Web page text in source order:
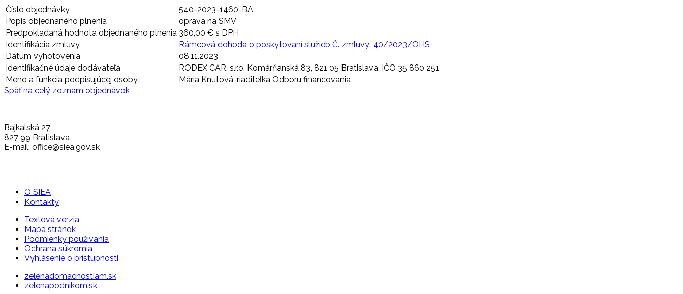
Číslo objednávky
540-2023-1460-BA
Popis objednaného plnenia
oprava na SMV
Predpokladaná hodnota objednaného plnenia 360,00 € s DPH
Identifikácia zmluvy
Rámcová dohoda o poskytovaní služieb Č. zmluvy: 40/2023/OHS
Dátum vyhotovenia
08.11.2023
Identifikačné údaje dodávateľa
RODEX CAR, s.r.o. Komárňanská 83, 821 05 Bratislava, IČO 35 860 251
Meno a funkcia podpisujúcej osoby
Mária Knutová, riaditeľka Odboru financovania
Späť na celý zoznam objednávok
Bajkalská 27
827 99 Bratislava
E-mail: office@siea.gov.sk
O SIEA
Kontakty
Textová verzia
Mapa stránok
Podmienky používania
Ochrana súkromia
Vyhlásenie o prístupnosti
zelenadomacnostiam.sk
zelenapodnikom.sk